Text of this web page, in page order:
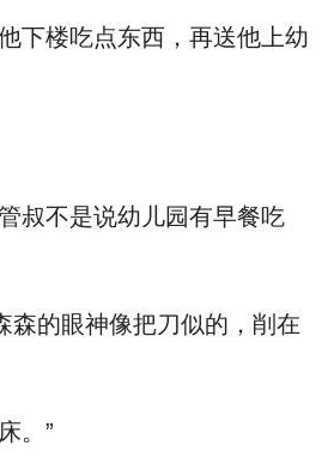
下楼吃点东西，再送他上幼
叔不是说幼儿园有早餐吃
森的眼神像把刀似的，削在
。”